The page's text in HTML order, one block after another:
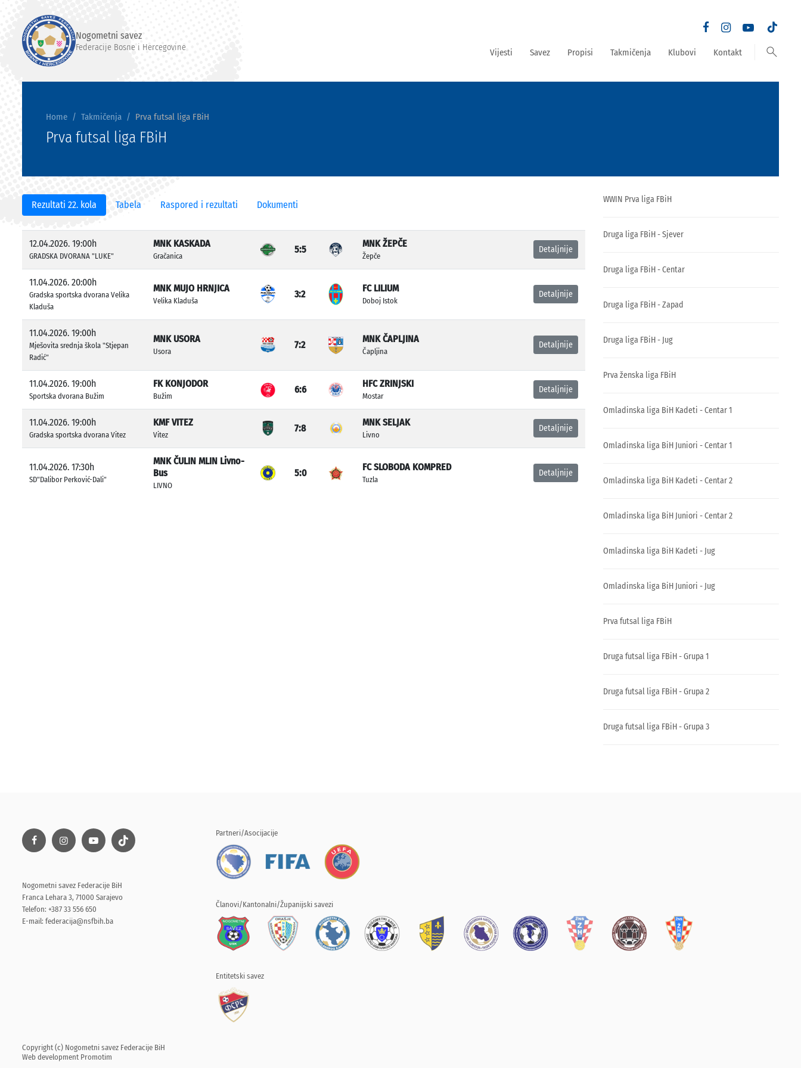
Nogometni savez
Federacije Bosne i Hercegovine Vijesti Savez Propisi Takmičenja Klubovi Kontakt search
Home Takmičenja Prva futsal liga FBiH
Prva futsal liga FBiH
Rezultati 22. kola Tabela Raspored i rezultati Dokumenti
12.04.2026. 19:00h
GRADSKA DVORANA "LUKE"
MNK KASKADA
Gračanica
5:5
MNK ŽEPČE
Žepče
Detaljnije
11.04.2026. 20:00h
Gradska sportska dvorana Velika
Kladuša
MNK MUJO HRNJICA
Velika Kladuša
3:2
FC LILIUM
Doboj Istok
Detaljnije
11.04.2026. 19:00h
Mješovita srednja škola "Stjepan
Radić"
MNK USORA
Usora
7:2
MNK ČAPLJINA
Čapljina
Detaljnije
11.04.2026. 19:00h
Sportska dvorana Bužim
FK KONJODOR
Bužim
6:6
HFC ZRINJSKI
Mostar
Detaljnije
11.04.2026. 19:00h
Gradska sportska dvorana Vitez
KMF VITEZ
Vitez
7:8
MNK SELJAK
Livno
Detaljnije
11.04.2026. 17:30h
SD"Dalibor Perković-Dali"
MNK ČULIN MLIN Livno-
Bus
LIVNO
5:0
FC SLOBODA KOMPRED
Tuzla
Detaljnije
WWIN Prva liga FBiH
Druga liga FBiH - Sjever
Druga liga FBiH - Centar
Druga liga FBiH - Zapad
Druga liga FBiH - Jug
Prva ženska liga FBiH
Omladinska liga BiH Kadeti - Centar 1
Omladinska liga BiH Juniori - Centar 1
Omladinska liga BiH Kadeti - Centar 2
Omladinska liga BiH Juniori - Centar 2
Omladinska liga BiH Kadeti - Jug
Omladinska liga BiH Juniori - Jug
Prva futsal liga FBiH
Druga futsal liga FBiH - Grupa 1
Druga futsal liga FBiH - Grupa 2
Druga futsal liga FBiH - Grupa 3
Nogometni savez Federacije BiH
Franca Lehara 3, 71000 Sarajevo
Telefon: +387 33 556 650
E-mail: federacija@nsfbih.ba
Partneri/Asocijacije
Članovi/Kantonalni/Županijski savezi
Entitetski savez
Copyright (c) Nogometni savez Federacije BiH
Web development Promotim